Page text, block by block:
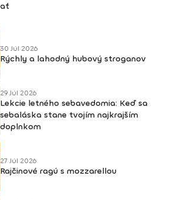
30 Júl 2026
Rýchly a lahodný hubový stroganov
29 Júl 2026
Lekcie letného sebavedomia: Keď sa
sebaláska stane tvojím najkrajším
doplnkom
27 Júl 2026
Rajčinové ragú s mozzarellou